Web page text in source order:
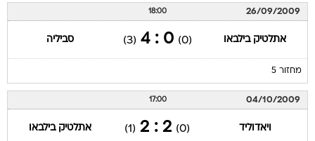
26/09/2009
18:00
אתלטיק בילבאו (0)
0 : 4
(3) סביליה
מחזור 5
04/10/2009
17:00
ויאדוליד (0)
2 : 2
(1) אתלטיק בילבאו